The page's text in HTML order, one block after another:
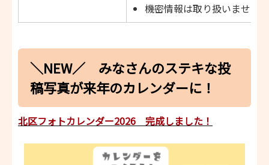
機密情報は取り扱いません。
＼NEW／ みなさんのステキな投
稿写真が来年のカレンダーに！
北区フォトカレンダー2026 完成しました！